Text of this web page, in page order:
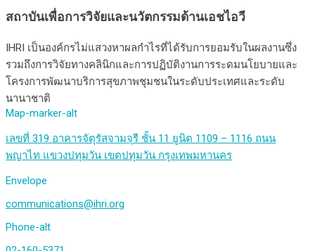
สถาบันเพื่อการวิจัยและนวัตกรรมด้านเอชไอวี
IHRI เป็นองค์กรไม่แสวงหาผลกำไรที่ได้รับการยอมรับในผลงานซึ่ง
รวมถึงการวิจัยทางคลินิกและการปฏิบัติงานการระดมนโยบายและ
โครงการพัฒนาบริการสุขภาพชุมชนในระดับประเทศและระดับ
นานาชาติ
Map-marker-alt
เลขที่ 319 อาคารจัตุรัสจามจุรี ชั้น 11 ยูนิต 1109 – 1116 ถนน
พญาไท แขวงปทุมวัน เขตปทุมวัน กรุงเทพมหานคร
Envelope
communications@ihri.org
Phone-alt